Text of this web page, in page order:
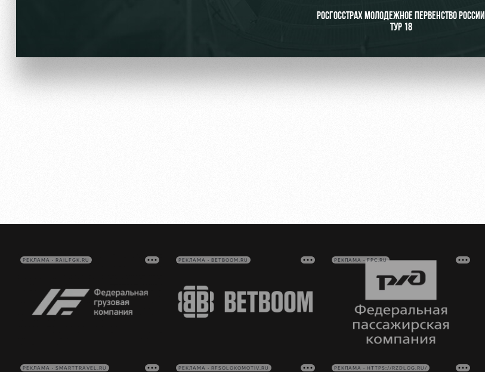
Академия
Как поступить
Заставки
Парковка
РОСГОССТРАХ МОЛОДЕЖНОЕ ПЕРВЕНСТВО РОССИИ
ТУР 18
РЕКЛАМА • RAILFGK.RU РЕКЛАМА • BETBOOM.RU РЕКЛАМА • FPC.RU
РЕКЛАМА • SMARTTRAVEL.RU РЕКЛАМА • RFSOLOKOMOTIV.RU РЕКЛАМА • HTTPS://RZDLOG.RU/